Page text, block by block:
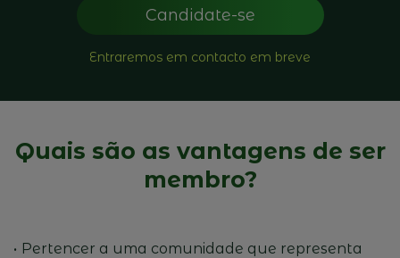
Candidate-se
Entraremos em contacto em breve
Quais são as vantagens de ser
membro?
Pertencer a uma comunidade que representa